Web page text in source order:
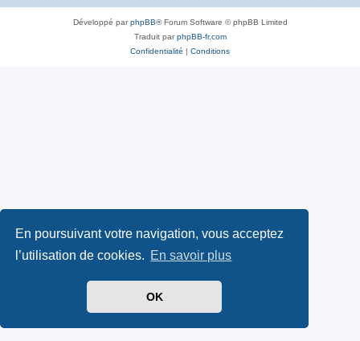
En poursuivant votre navigation, vous acceptez
l’utilisation de cookies. En savoir plus
OK
Développé parphpBB® Forum Software © phpBB Limited
Traduit parphpBB-fr.com
Confidentialité | Conditions